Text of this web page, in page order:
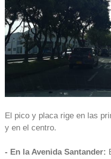
El pico y placa rige en las
y en el centro.
- En la Avenida Santander: